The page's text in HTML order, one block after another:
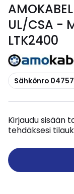
UL/CSA -
LTK2400
Kopioi
Sähkönro
Kirjaudu sisään
tehdäksesi